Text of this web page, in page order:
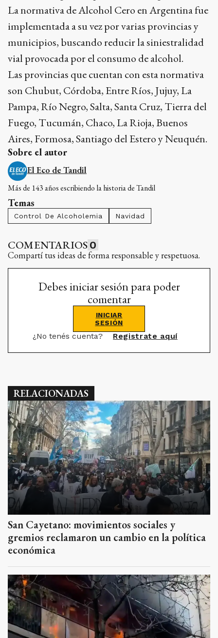
La normativa de Alcohol Cero en Argentina fue
implementada a su vez por varias provincias y
municipios, buscando reducir la siniestralidad
vial provocada por el consumo de alcohol.
Las provincias que cuentan con esta normativa
son Chubut, Córdoba, Entre Ríos, Jujuy, La
Pampa, Río Negro, Salta, Santa Cruz, Tierra del
Fuego, Tucumán, Chaco, La Rioja, Buenos
Aires, Formosa, Santiago del Estero y Neuquén.
Sobre el autor
El Eco de Tandil
Más de 143 años escribiendo la historia de Tandil
Temas
Control De Alcoholemia Navidad
COMENTARIOS 0
Compartí tus ideas de forma responsable y respetuosa.
Debes iniciar sesión para poder
comentar
INICIAR
SESIÓN
¿No tenés cuenta? Registrate aquí
RELACIONADAS
San Cayetano: movimientos sociales y
gremios reclamaron un cambio en la política
económica